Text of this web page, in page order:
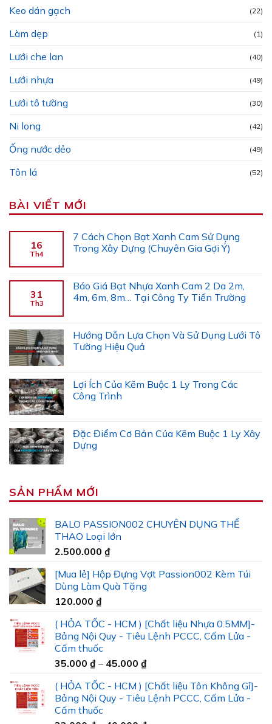
Keo dán gạch (22)
Làm dẹp (1)
Lưới che lan (40)
Lưới nhựa (49)
Lưới tô tường (30)
Ni long (42)
Ống nước dẻo (49)
Tôn lá (52)
BÀI VIẾT MỚI
16
Th4
7 Cách Chọn Bạt Xanh Cam Sử Dụng
Trong Xây Dựng (Chuyên Gia Gợi Ý)
31
Th3
Báo Giá Bạt Nhựa Xanh Cam 2 Da 2m,
4m, 6m, 8m… Tại Công Ty Tiến Trường
Hướng Dẫn Lựa Chọn Và Sử Dụng Lưới Tô
Tường Hiệu Quả
Lợi Ích Của Kẽm Buộc 1 Ly Trong Các
Công Trình
Đặc Điểm Cơ Bản Của Kẽm Buộc 1 Ly Xây
Dựng
SẢN PHẨM MỚI
BALO PASSION002 CHUYÊN DỤNG THỂ
THAO Loại lớn
2.500.000 ₫
[Mua lẻ] Hộp Đựng Vợt Passion002 Kèm Túi
Dùng Làm Quà Tặng
120.000 ₫
( HỎA TỐC - HCM ) [Chất liệu Nhựa 0.5MM]-
Bảng Nội Quy - Tiêu Lệnh PCCC, Cấm Lửa -
Cấm thuốc
35.000 ₫ – 45.000 ₫Khoảng
từ
35.000 ₫
( HỎA TỐC - HCM ) [Chất liệu Tôn Không Gỉ]-
Bảng Nội Quy - Tiêu Lệnh PCCC, Cấm Lửa -
Cấm thuốc